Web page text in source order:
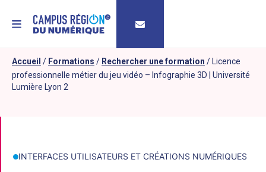
MENU
Accueil / Formations / Rechercher une formation / Licence
professionnelle métier du jeu vidéo – Infographie 3D | Université
Lumière Lyon 2
INTERFACES UTILISATEURS ET CRÉATIONS NUMÉRIQUES